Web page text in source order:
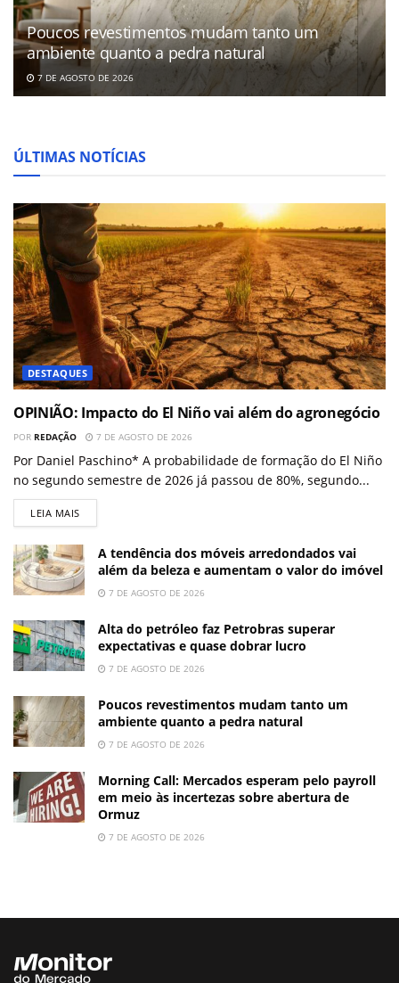
Poucos revestimentos mudam tanto um
ambiente quanto a pedra natural
7 DE AGOSTO DE 2026
ÚLTIMAS NOTÍCIAS
DESTAQUES
OPINIÃO: Impacto do El Niño vai além do agronegócio
POR REDAÇÃO 7 DE AGOSTO DE 2026
Por Daniel Paschino* A probabilidade de formação do El Niño
no segundo semestre de 2026 já passou de 80%, segundo...
LEIA MAIS
A tendência dos móveis arredondados vai
além da beleza e aumentam o valor do imóvel
7 DE AGOSTO DE 2026
Alta do petróleo faz Petrobras superar
expectativas e quase dobrar lucro
7 DE AGOSTO DE 2026
Poucos revestimentos mudam tanto um
ambiente quanto a pedra natural
7 DE AGOSTO DE 2026
Morning Call: Mercados esperam pelo payroll
em meio às incertezas sobre abertura de
Ormuz
7 DE AGOSTO DE 2026